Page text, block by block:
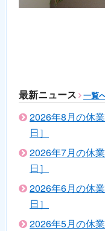
最新ニュース 一覧
2026年8月の休
日］
2026年7月の休
日］
2026年6月の休
日］
2026年5月の休